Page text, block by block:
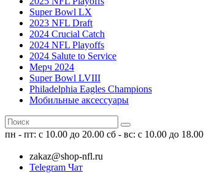
Super Bowl LX
2023 NFL Draft
2024 Crucial Catch
2024 NFL Playoffs
2024 Salute to Service
Мерч 2024
Super Bowl LVIII
Philadelphia Eagles Champions
Мобильные аксессуары
пн - пт: с 10.00 до 20.00 сб - вс: с 10.00 до 18.00
zakaz@shop-nfl.ru
Telegram Чат